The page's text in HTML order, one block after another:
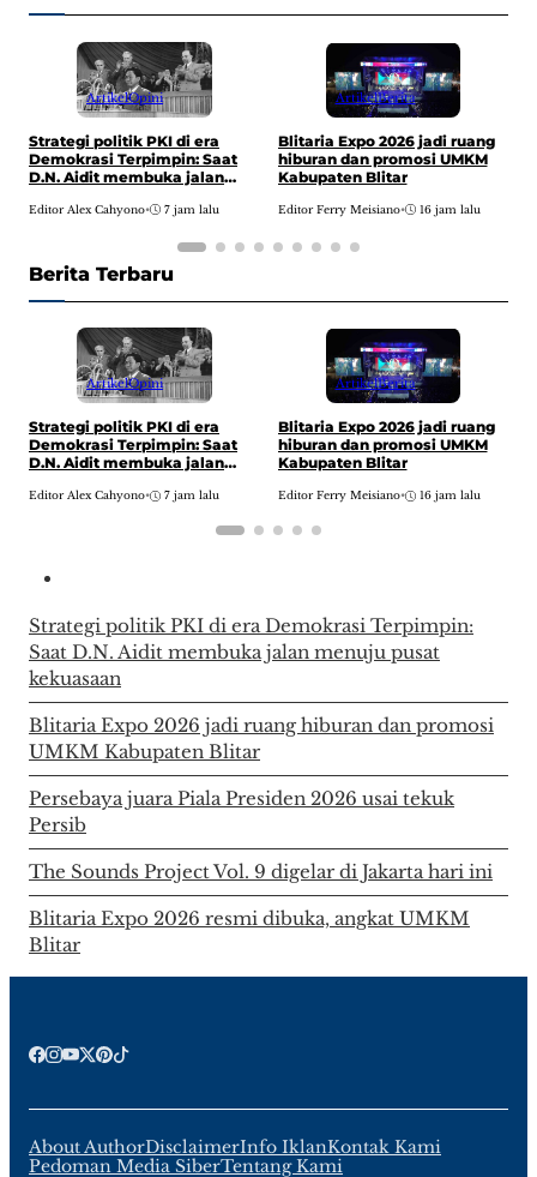
ArtikelOpini
Strategi politik PKI di era
Demokrasi Terpimpin: Saat
D.N. Aidit membuka jalan
Editor Alex Cahyono• 7 jam lalu
ArtikelBerita
Blitaria Expo 2026 jadi ruang
hiburan dan promosi UMKM
Kabupaten Blitar
Editor Ferry Meisiano• 16 jam lalu
Berita Terbaru
ArtikelOpini
Strategi politik PKI di era
Demokrasi Terpimpin: Saat
D.N. Aidit membuka jalan
Editor Alex Cahyono• 7 jam lalu
ArtikelBerita
Blitaria Expo 2026 jadi ruang
hiburan dan promosi UMKM
Kabupaten Blitar
Editor Ferry Meisiano• 16 jam lalu
Strategi politik PKI di era Demokrasi Terpimpin:
Saat D.N. Aidit membuka jalan menuju pusat
kekuasaan
Blitaria Expo 2026 jadi ruang hiburan dan promosi
UMKM Kabupaten Blitar
Persebaya juara Piala Presiden 2026 usai tekuk
Persib
The Sounds Project Vol. 9 digelar di Jakarta hari ini
Blitaria Expo 2026 resmi dibuka, angkat UMKM
Blitar
About AuthorDisclaimerInfo IklanKontak Kami
Pedoman Media SiberTentang Kami